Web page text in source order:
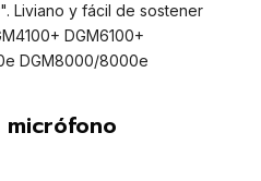
Liviano y fácil de sostener
DGM6100+
DGM8000/8000e